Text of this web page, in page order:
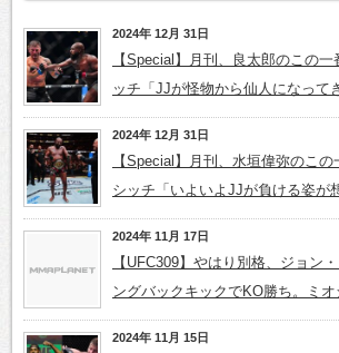
2024年 12月 31日
【Special】月刊、良太郎のこの
ッチ「JJが怪物から仙人になって
2024年 12月 31日
【Special】月刊、水垣偉弥のこ
シッチ「いよいよJJが負ける姿が
2024年 11月 17日
【UFC309】やはり別格、ジョン
ングバックキックでKO勝ち。ミ
2024年 11月 15日